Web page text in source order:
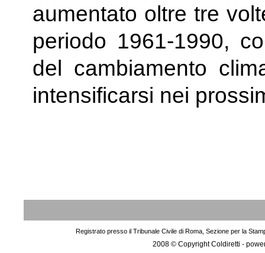
aumentato oltre tre
periodo 1961-1990,
del cambiamento
intensificarsi nei
Registrato presso il Tribunale Civile di Roma, Sezione per la
2008 © Copyright Coldiretti -